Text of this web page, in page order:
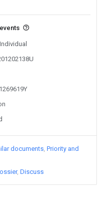
documents Priority and
Discuss